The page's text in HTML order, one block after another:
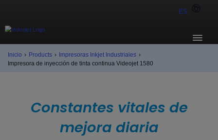
ES
Inicio › Products › Impresoras Inkjet Industriales ›
Impresora de inyección de tinta continua Videojet 1580
Constantes vitales de
mejora diaria